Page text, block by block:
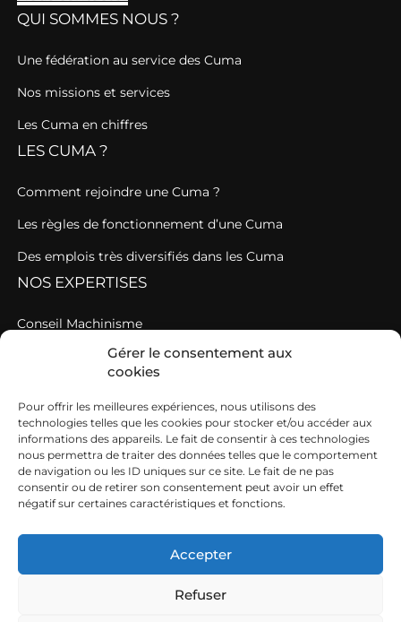
Gérer le consentement aux
cookies
Pour offrir les meilleures expériences, nous utilisons des
technologies telles que les cookies pour stocker et/ou accéder aux
informations des appareils. Le fait de consentir à ces technologies
nous permettra de traiter des données telles que le comportement
de navigation ou les ID uniques sur ce site. Le fait de ne pas
consentir ou de retirer son consentement peut avoir un effet
négatif sur certaines caractéristiques et fonctions.
Accepter
Refuser
QUI SOMMES NOUS ?
Une fédération au service des Cuma
Nos missions et services
Les Cuma en chiffres
LES CUMA ?
Comment rejoindre une Cuma ?
Les règles de fonctionnement d’une Cuma
Des emplois très diversifiés dans les Cuma
NOS EXPERTISES
Conseil Machinisme
Une AGC au service des Cuma en étroite relation avec
votre fédération de Cuma
Une fédération au service du travail en agriculture
A CONSULTER
Nos offres d’emploi
Agenda